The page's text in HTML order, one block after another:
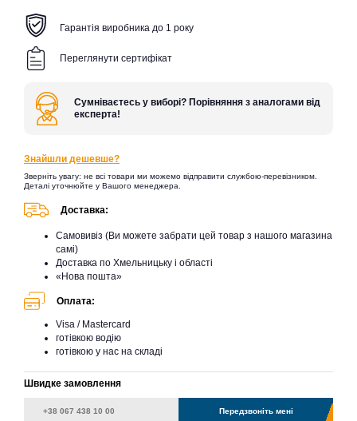
Гарантія виробника до 1 року
Переглянути сертифікат
Сумніваєтесь у виборі? Порівняння з аналогами від
експерта!
Знайшли дешевше?
Зверніть увагу: не всі товари ми можемо відправити службою-перевізником.
Деталі уточнюйте у Вашого менеджера.
Доставка:
Самовивіз (Ви можете забрати цей товар з нашого магазина
самі)
Доставка по Хмельницьку і області
«Нова пошта»
Оплата:
Visa / Mastercard
готівкою водію
готівкою у нас на складі
Швидке замовлення
Передзвоніть мені